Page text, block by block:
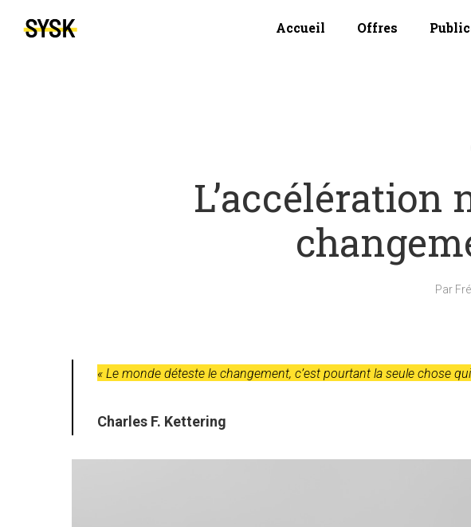
Accueil Offres
Par
« Le monde déteste le changement, c’est pourtant la seule chose
Charles F. Kettering